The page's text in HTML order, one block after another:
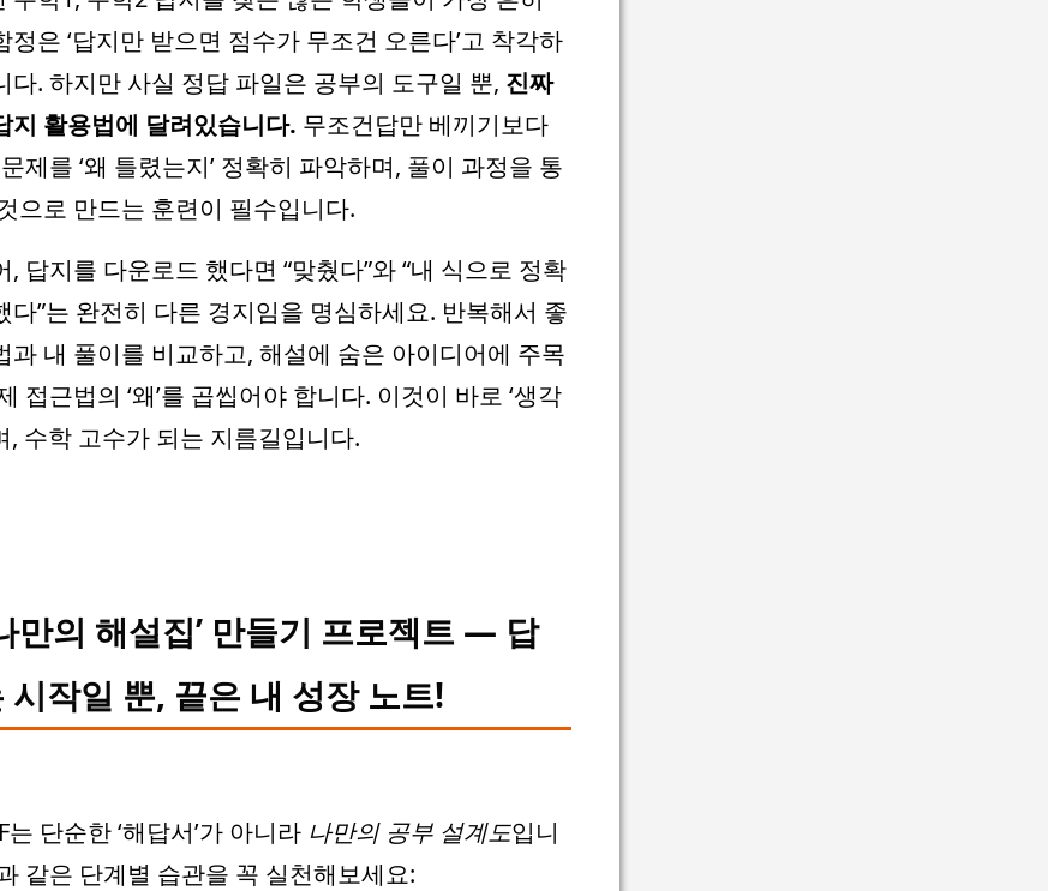
정은 ‘답지만 받으면 점수가 무조건 오른다’고 착각하
다. 하지만 사실 정답 파일은 공부의 도구일 뿐, 진짜
지 활용법에 달려있습니다. 무조건답만 베끼기보다
제를 ‘왜 틀렸는지’ 정확히 파악하며, 풀이 과정을 통
으로 만드는 훈련이 필수입니다.
, 답지를 다운로드 했다면 “맞췄다”와 “내 식으로 정확
다”는 완전히 다른 경지임을 명심하세요. 반복해서 좋
과 내 풀이를 비교하고, 해설에 숨은 아이디어에 주목
접근법의 ‘왜’를 곱씹어야 합니다. 이것이 바로 ‘생각
, 수학 고수가 되는 지름길입니다.
만의 해설집’ 만들기 프로젝트 — 답
시작일 뿐, 끝은 내 성장 노트!
는 단순한 ‘해답서’가 아니라 나만의 공부 설계도입니
같은 단계별 습관을 꼭 실천해보세요: